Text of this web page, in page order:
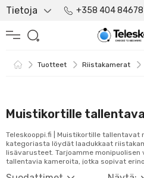
Tietoja +358 404
Tuotteet Riistakamerat
Muistikortille
Teleskooppi.fi | Muistikortille
kategoriasta löydät laadukkaat
lisävarusteet. Tarjoamme
tallentavia kameroita, jotka sopivat
tarkkailuun. Tutustu valikoimaamme ja